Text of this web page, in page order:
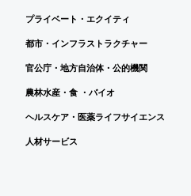
プライベート・エクイティ
都市・インフラストラクチャー
官公庁・地方自治体・公的機関
農林水産・食 ・バイオ
ヘルスケア・医薬ライフサイエンス
人材サービス